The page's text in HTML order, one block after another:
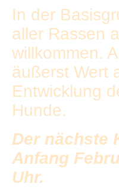
In der
aller Rassen
willkommen.
äußerst Wert
Entwicklung
Hunde.
Der nächste
Anfang
Uhr.